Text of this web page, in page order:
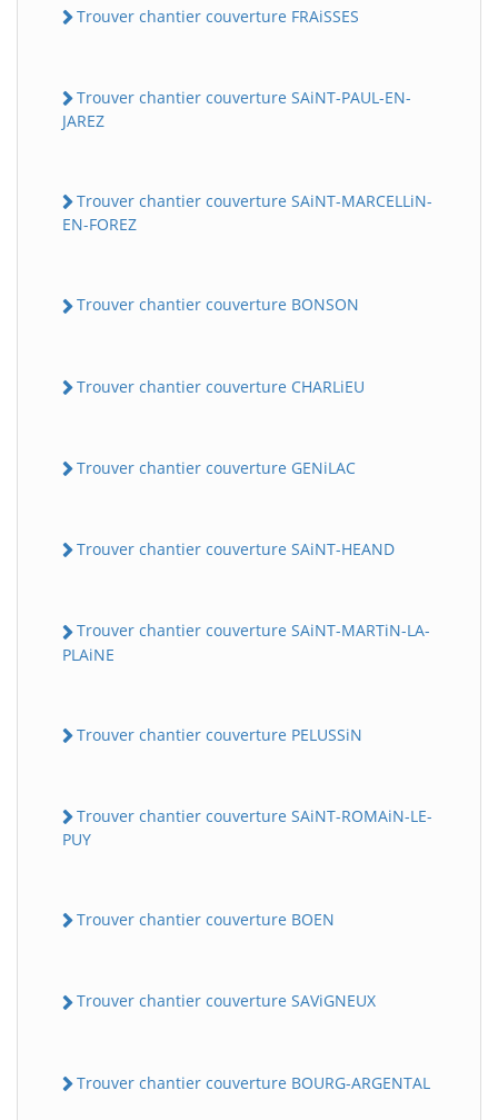
Trouver chantier couverture FRAiSSES
Trouver chantier couverture SAiNT-PAUL-EN-
JAREZ
Trouver chantier couverture SAiNT-MARCELLiN-
EN-FOREZ
Trouver chantier couverture BONSON
Trouver chantier couverture CHARLiEU
Trouver chantier couverture GENiLAC
Trouver chantier couverture SAiNT-HEAND
Trouver chantier couverture SAiNT-MARTiN-LA-
PLAiNE
Trouver chantier couverture PELUSSiN
Trouver chantier couverture SAiNT-ROMAiN-LE-
PUY
Trouver chantier couverture BOEN
Trouver chantier couverture SAViGNEUX
Trouver chantier couverture BOURG-ARGENTAL